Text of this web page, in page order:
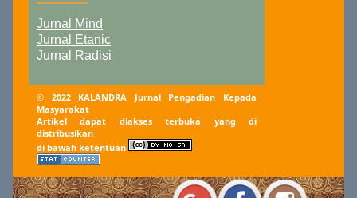
Jurnal Mind
Jurnal Etanic
Jurnal Radisi
© 2022 KALANDRA Jurnal Pengadian Kepada
Masyarakat
Artikel dapat diakses terbuka yang di
distribusikan
di bawah ketentuan